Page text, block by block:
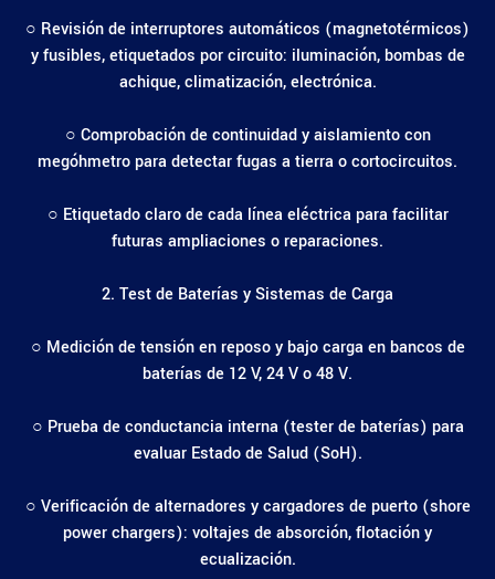
○ Revisión de interruptores automáticos (magnetotérmicos)
y fusibles, etiquetados por circuito: iluminación, bombas de
achique, climatización, electrónica.
○ Comprobación de continuidad y aislamiento con
megóhmetro para detectar fugas a tierra o cortocircuitos.
○ Etiquetado claro de cada línea eléctrica para facilitar
futuras ampliaciones o reparaciones.
2. Test de Baterías y Sistemas de Carga
○ Medición de tensión en reposo y bajo carga en bancos de
baterías de 12 V, 24 V o 48 V.
○ Prueba de conductancia interna (tester de baterías) para
evaluar Estado de Salud (SoH).
○ Verificación de alternadores y cargadores de puerto (shore
power chargers): voltajes de absorción, flotación y
ecualización.